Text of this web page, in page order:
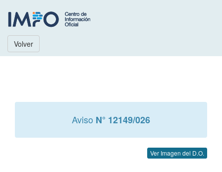
Volver
Aviso N° 12149/026
Ver Imagen del D.O.